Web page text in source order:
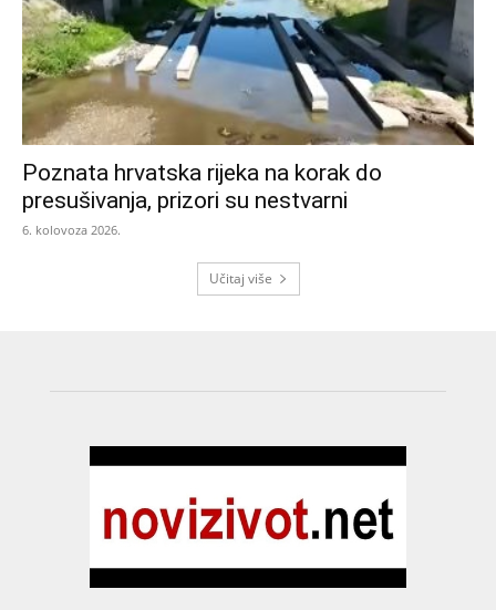
Poznata hrvatska rijeka na korak do
presušivanja, prizori su nestvarni
6. kolovoza 2026.
Učitaj više